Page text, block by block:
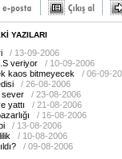
YAZILARI
/ 13-09-2006
veriyor
/ 10-09-2006
kaos bitmeyecek
/ 06-09-
/ 26-08-2006
sever
/ 23-08-2006
yattı
/ 21-08-2006
/ 16-08-2006
/ 13-08-2006
/ 10-08-2006
/ 09-08-2006